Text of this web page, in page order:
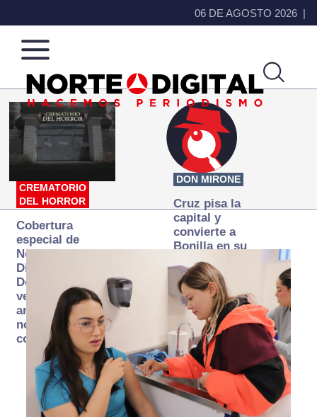
06 DE AGOSTO 2026
Norte
de
Ciudad
Más
que
noticias,
hacemos periodismo
CREMATORIO
DEL HORROR
Cobertura
especial de
Norte
Digital:
Donde la
verdad
arde… pero
no se
consume
DON MIRONE
Cruz pisa la
capital y
convierte a
Bonilla en su
primer blanco